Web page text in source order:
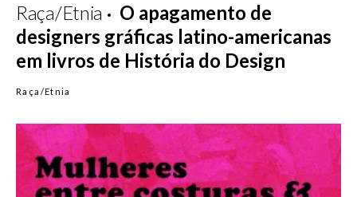
Raça/Etnia
O apagamento de
designers gráficas latino-americanas
em livros de História do Design
Raça/Etnia